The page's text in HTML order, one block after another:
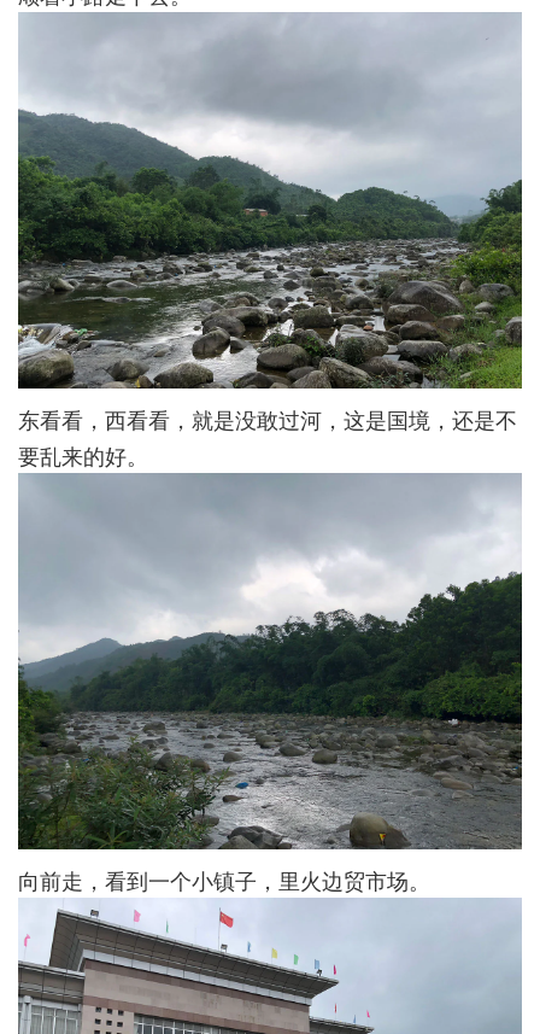
东看看，西看看，就是没敢过河，这是国境，还是不
要乱来的好。
向前走，看到一个小镇子，里火边贸市场。